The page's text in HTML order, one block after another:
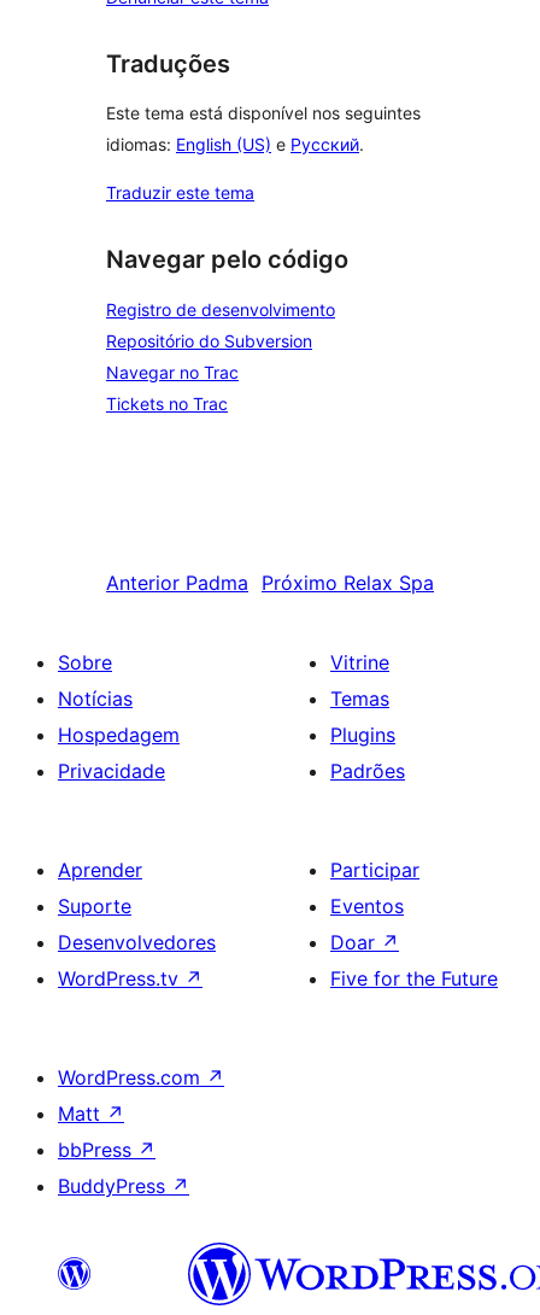
Traduções
Este tema está disponível nos seguintes
idiomas: English (US) e Русский.
Traduzir este tema
Navegar pelo código
Registro de desenvolvimento
Repositório do Subversion
Navegar no Trac
Tickets no Trac
Anterior Padma Próximo Relax Spa
Sobre
Notícias
Hospedagem
Privacidade
Vitrine
Temas
Plugins
Padrões
Aprender
Suporte
Desenvolvedores
WordPress.tv ↗
Participar
Eventos
Doar ↗
Five for the Future
WordPress.com ↗
Matt ↗
bbPress ↗
BuddyPress ↗